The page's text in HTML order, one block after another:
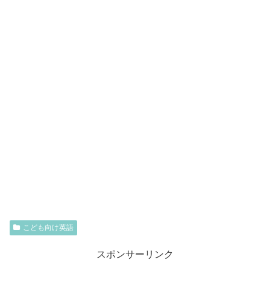
こども向け英語
スポンサーリンク